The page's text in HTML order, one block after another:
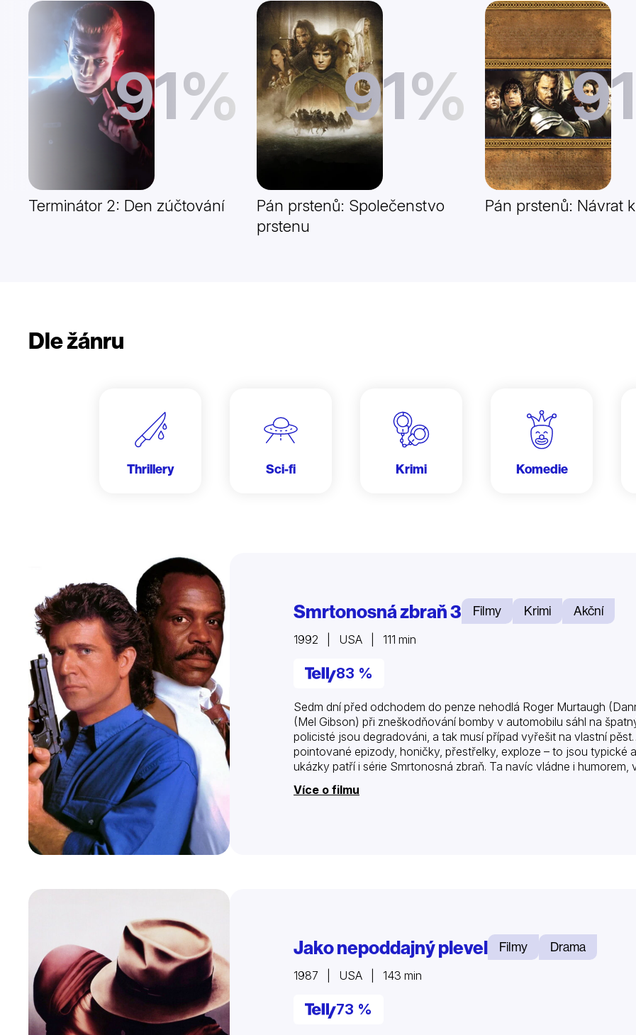
91%
Terminátor 2: Den zúčtování
91%
Pán prstenů: Společenstvo
prstenu
Pán prstenů: Návrat
Dle žánru
Thrillery
Sci-fi Krimi Komedie
Smrtonosná zbraň 3 Filmy Krimi Akční
1992 | USA | 111 min
83 %
Sedm dní před odchodem do penze nehodlá Roger Murtaugh
(Mel Gibson) při zneškodňování bomby v automobilu sáhl na
policisté jsou degradováni, a tak musí případ vyřešit na vlastní
pointované epizody, honičky, přestřelky, exploze – to jsou typické
ukázky patří i série Smrtonosná zbraň. Ta navíc vládne i
Více o filmu
Jako nepoddajný plevel Filmy Drama
1987 | USA | 143 min
73 %